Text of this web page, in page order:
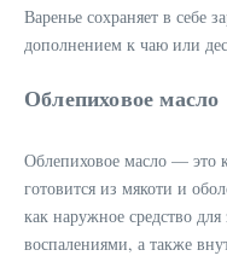
Варенье сохраняет в себе
дополнением к чаю или
Облепиховое масло
Облепиховое масло — это
готовится из мякоти и
как наружное средство
воспалениями, а также